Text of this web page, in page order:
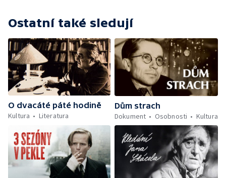
Ostatní také sledují
O dvacáté páté hodině
Kultura
Literatura
Dům strach
Dokument
Osobnosti Kultura